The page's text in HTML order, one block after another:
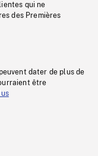
qui ne
des Premières
dater de plus de
être